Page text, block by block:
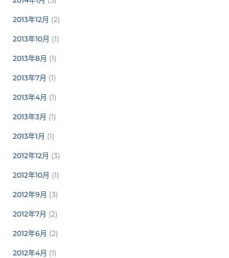
2013年12月 (2)
2013年10月 (1)
2013年8月 (1)
2013年7月 (1)
2013年4月 (1)
2013年3月 (1)
2013年1月 (1)
2012年12月 (3)
2012年10月 (1)
2012年9月 (3)
2012年7月 (2)
2012年6月 (2)
2012年4月 (1)